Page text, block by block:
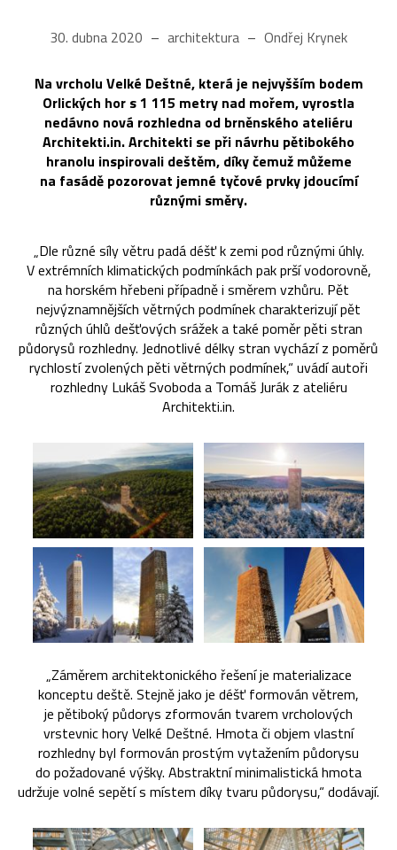
30. dubna 2020 architektura Ondřej Krynek
Na vrcholu Velké Deštné, která je nejvyšším bodem
Orlických hor s 1 115 metry nad mořem, vyrostla
nedávno nová rozhledna od brněnského ateliéru
Architekti.in. Architekti se při návrhu pětibokého
hranolu inspirovali deštěm, díky čemuž můžeme
na fasádě pozorovat jemné tyčové prvky jdoucímí
různými směry.
„Dle různé síly větru padá déšť k zemi pod různými úhly.
V extrémních klimatických podmínkách pak prší vodorovně,
na horském hřebeni případně i směrem vzhůru. Pět
nejvýznamnějších větrných podmínek charakterizují pět
různých úhlů dešťových srážek a také poměr pěti stran
půdorysů rozhledny. Jednotlivé délky stran vychází z poměrů
rychlostí zvolených pěti větrných podmínek,“ uvádí autoři
rozhledny Lukáš Svoboda a Tomáš Jurák z ateliéru
Architekti.in.
„Záměrem architektonického řešení je materializace
konceptu deště. Stejně jako je déšť formován větrem,
je pětiboký půdorys zformován tvarem vrcholových
vrstevnic hory Velké Deštné. Hmota či objem vlastní
rozhledny byl formován prostým vytažením půdorysu
do požadované výšky. Abstraktní minimalistická hmota
udržuje volné sepětí s místem díky tvaru půdorysu,“ dodávají.